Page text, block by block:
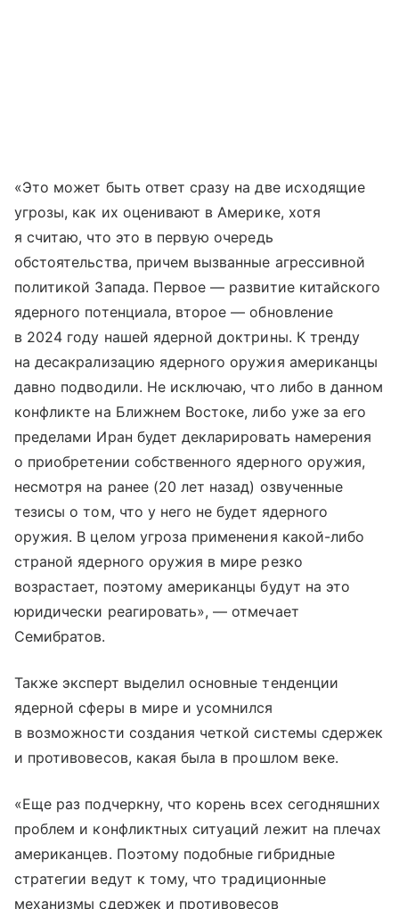
«Это может быть ответ сразу на две исходящие
угрозы, как их оценивают в Америке, хотя
я считаю, что это в первую очередь
обстоятельства, причем вызванные агрессивной
политикой Запада. Первое — развитие китайского
ядерного потенциала, второе — обновление
в 2024 году нашей ядерной доктрины. К тренду
на десакрализацию ядерного оружия американцы
давно подводили. Не исключаю, что либо в данном
конфликте на Ближнем Востоке, либо уже за его
пределами Иран будет декларировать намерения
о приобретении собственного ядерного оружия,
несмотря на ранее (20 лет назад) озвученные
тезисы о том, что у него не будет ядерного
оружия. В целом угроза применения какой-либо
страной ядерного оружия в мире резко
возрастает, поэтому американцы будут на это
юридически реагировать», — отмечает
Семибратов.
Также эксперт выделил основные тенденции
ядерной сферы в мире и усомнился
в возможности создания четкой системы сдержек
и противовесов, какая была в прошлом веке.
«Еще раз подчеркну, что корень всех сегодняшних
проблем и конфликтных ситуаций лежит на плечах
американцев. Поэтому подобные гибридные
стратегии ведут к тому, что традиционные
механизмы сдержек и противовесов